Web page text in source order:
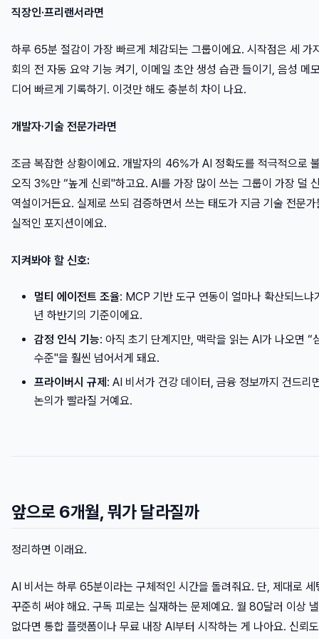
직장인·프리랜서라면
하루 65분 절감이 가장 빠르게 체감되는 그룹이에요. 시작점은 세 가
회의 전 자동 요약 기능 켜기, 이메일 초안 생성 습관 들이기, 음성 메
디어 빠르게 기록하기. 이것만 해도 충분히 차이 나요.
개발자·기술 전문가라면
조금 복잡한 상황이에요. 개발자의 46%가 AI 정확도를 적극적으로
오직 3%만 “높게 신뢰"하고요. AI를 가장 많이 쓰는 그룹이 가장 덜
역설이거든요. 실제로 쓰되 검증하면서 쓰는 태도가 지금 기술 전문가
실적인 포지션이에요.
지켜봐야 할 신호:
멀티 에이전트 조율: MCP 기반 도구 연동이 얼마나 확산되느
년 하반기의 기준이에요.
감정 인식 기능: 아직 초기 단계지만, 맥락을 읽는 AI가 나오면 “
수준"을 훨씬 넘어서게 돼요.
프라이버시 규제 : AI 비서가 건강 데이터, 금융 정보까지 건드리
논의가 빨라질 거예요.
앞으로 6개월, 뭐가 달라질까
정리하면 이래요.
AI 비서는 하루 65분이라는 구체적인 시간을 돌려줘요. 단, 제대로 세
꾸준히 써야 해요. 구독 피로는 실재하는 문제예요. 월 80달러 이상
없다면 통합 플랫폼이나 무료 내장 AI부터 시작하는 게 나아요. 신뢰